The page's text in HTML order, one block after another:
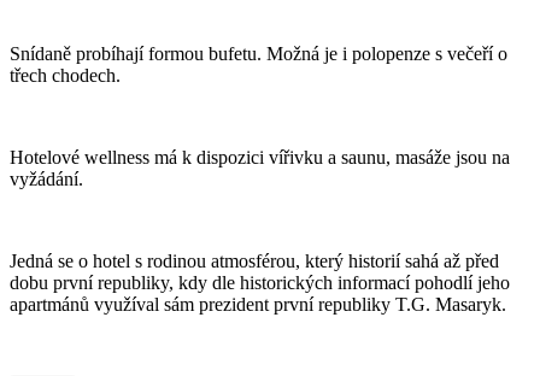
Snídaně probíhají formou bufetu. Možná je i polopenze s večeří o
třech chodech.
Hotelové wellness má k dispozici vířivku a saunu, masáže jsou na
vyžádání.
Jedná se o hotel s rodinou atmosférou, který historií sahá až před
dobu první republiky, kdy dle historických informací pohodlí jeho
apartmánů využíval sám prezident první republiky T.G. Masaryk.